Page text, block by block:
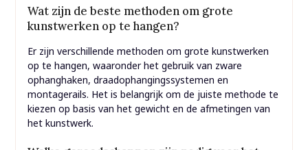
Wat zijn de beste methoden om grote
kunstwerken op te hangen?
Er zijn verschillende methoden om grote kunstwerken
op te hangen, waaronder het gebruik van zware
ophanghaken, draadophangingssystemen en
montagerails. Het is belangrijk om de juiste methode te
kiezen op basis van het gewicht en de afmetingen van
het kunstwerk.